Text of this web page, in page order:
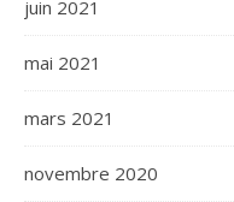
juin 2021
mai 2021
mars 2021
novembre 2020